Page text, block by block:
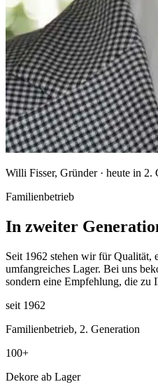
Willi Fisser, Gründer · heute in 2.
Familienbetrieb
In zweiter
Seit 1962 stehen wir für Qualität,
umfangreiches Lager. Bei uns
sondern eine Empfehlung, die zu
seit 1962
Familienbetrieb, 2. Generation
100+
Dekore ab Lager